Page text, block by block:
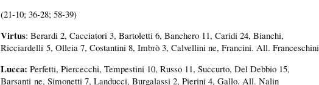
(21-10; 36-28; 58-39)
Virtus: Berardi 2, Cacciatori 3, Bartoletti 6, Banchero 11, Caridi 24, Bianchi,
Ricciardelli 5, Olleia 7, Costantini 8, Imbrò 3, Calvellini ne, Francini. All. Franceschini
Lucca: Perfetti, Piercecchi, Tempestini 10, Russo 11, Succurto, Del Debbio 15,
Barsanti ne, Simonetti 7, Landucci, Burgalassi 2, Pierini 4, Gallo. All. Nalin